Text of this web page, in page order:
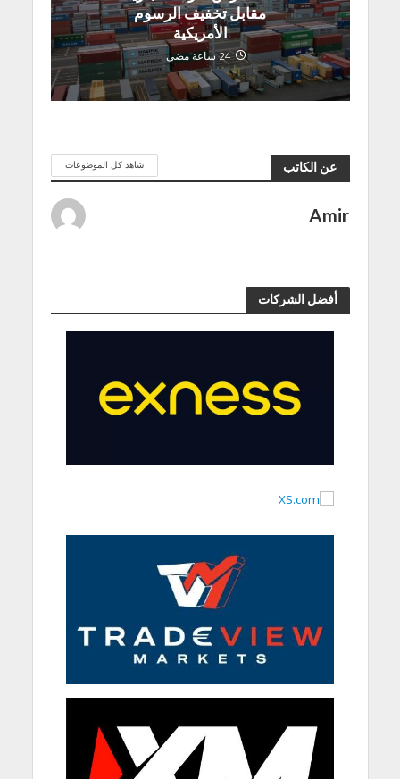
مقابل تخفيف الرسوم
الأمريكية
24 ساعة مضى
عن الكاتب شاهد كل الموضوعات
Amir
أفضل الشركات